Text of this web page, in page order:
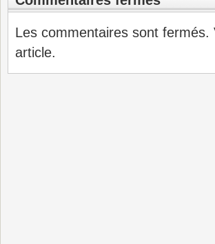
Les commentaires sont
article.